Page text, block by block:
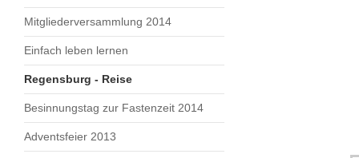
Mitgliederversammlung 2014
Einfach leben lernen
Regensburg - Reise
Besinnungstag zur Fastenzeit 2014
Adventsfeier 2013